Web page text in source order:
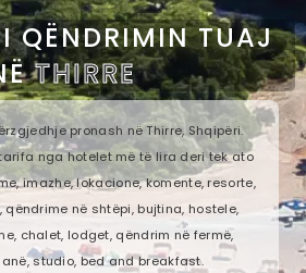
QËNDRIMIN TUAJ
THIRRE
pronash në Thirre, Shqipëri.
nga hotelet më të lira deri tek ato
imazhe, lokacione, komente, resorte,
në shtëpi, bujtina, hostele,
chalet, lodget, qëndrim në fermë,
studio, bed and breakfast.